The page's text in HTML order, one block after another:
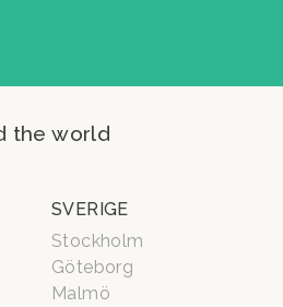
the world
SVERIGE
Stockholm
Göteborg
Malmö